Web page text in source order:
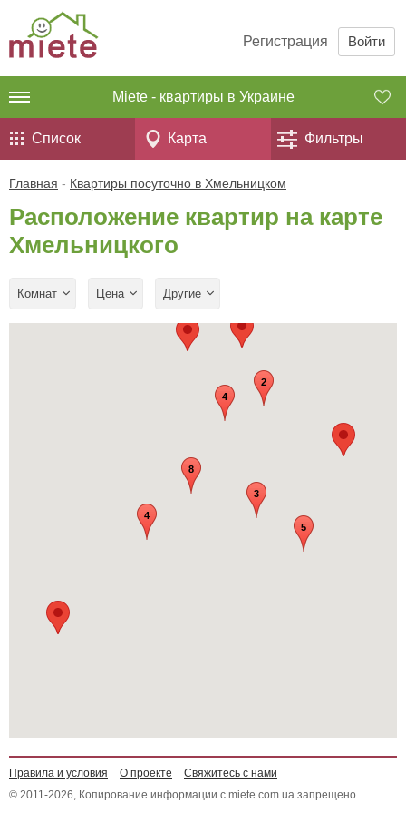
Регистрация Войти
Miete - квартиры в Украине
Список Карта Фильтры
Главная - Квартиры посуточно в Хмельницком
Расположение квартир на карте
Хмельницкого
Комнат Цена Другие
5
4
4
2
8
3
Правила и условия О проекте
Свяжитесь с нами
© 2011-2026, Копирование информации с miete.com.ua запрещено.